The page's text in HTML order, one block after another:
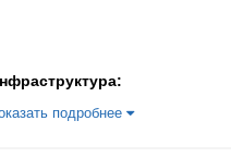
подробнее